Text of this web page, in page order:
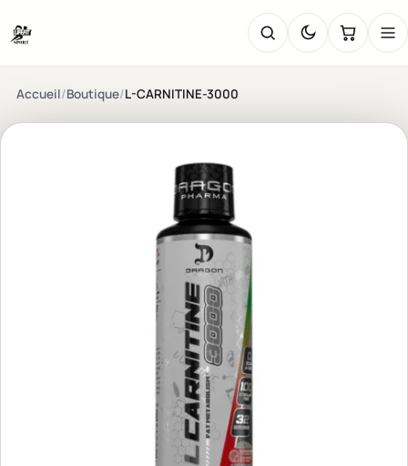
Accueil/Boutique/L-CARNITINE-3000